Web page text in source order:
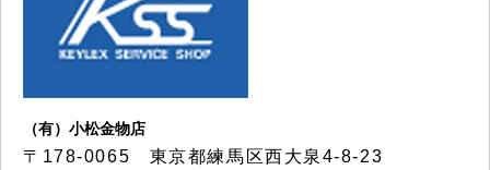
（有）小松金物店
〒178-0065 東京都練馬区西大泉4-8-23